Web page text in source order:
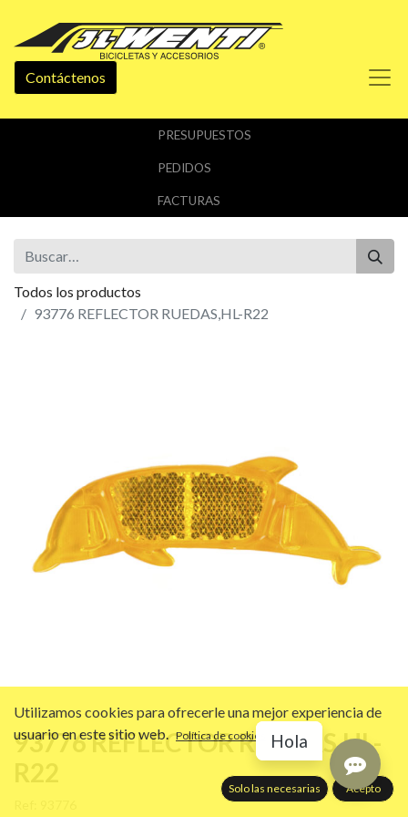
Contáctenos
PRESUPUESTOS
PEDIDOS
FACTURAS
Todos los productos
93776 REFLECTOR RUEDAS,HL-R22
93776 REFLECTOR RUEDAS,HL-
Utilizamos cookies para ofrecerle una mejor experiencia de
usuario en este sitio web. Política de cookies
Solo las necesarias Acepto
Hola